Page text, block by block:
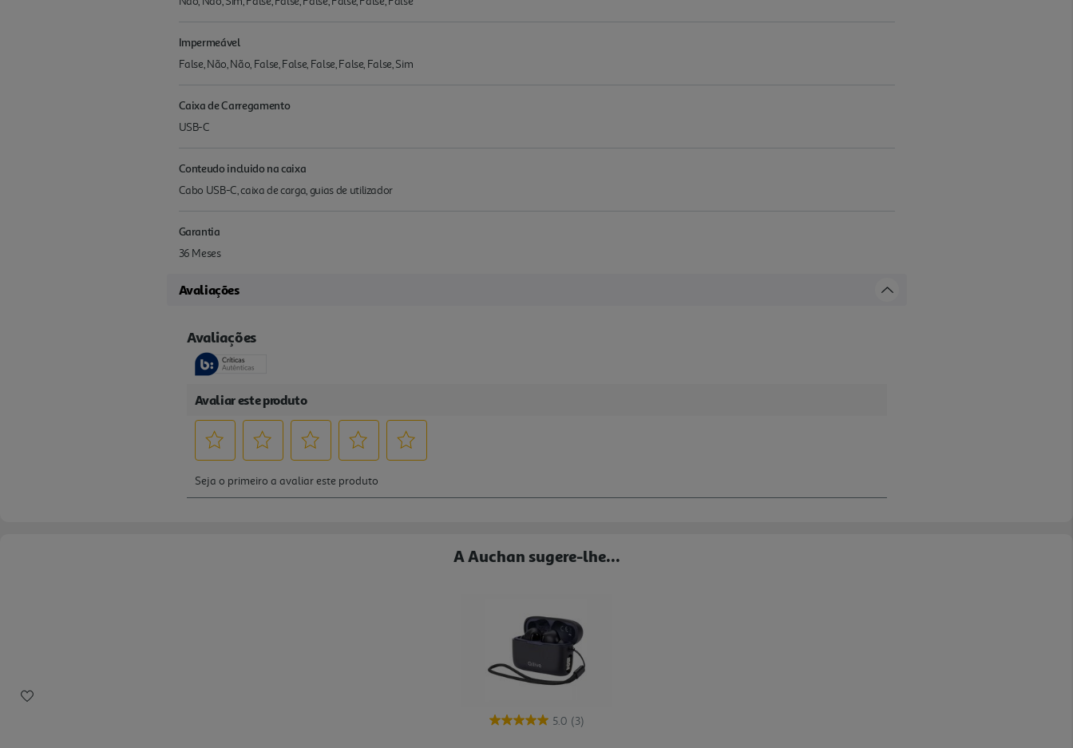
Impermeável
False, Não, Não, False, False, False, False, False, Sim
Caixa de Carregamento
USB-C
Conteudo incluido na caixa
Cabo USB-C, caixa de carga, guias de utilizador
Garantia
36 Meses
Avaliações
A Auchan sugere-lhe...
5.0 (3)